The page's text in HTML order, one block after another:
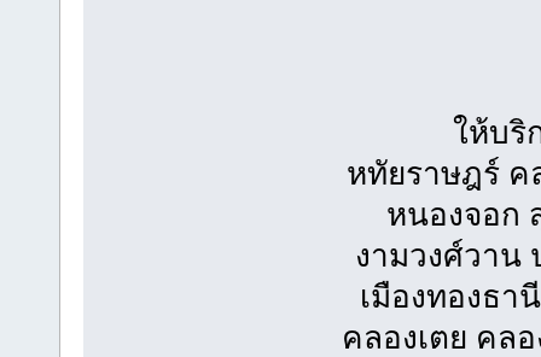
ให้บริ
หทัยราษฎร์
หนองจอก
งามวงศ์วาน
เมืองทองธา
คลองเตย คล